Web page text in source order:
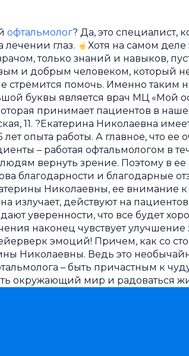
офтальмолог? Да, это специалист,
лечении глаз.
Хотя на самом деле
только знаний и навыков,
и добрым человеком, который
стремится помочь. Именно таким
буквы является врач МЦ «Мой
принимает пациентов в
11. ?Екатерина Николаевна
опыта работы. А главное, что ее
– работая офтальмологом в
вернуть зрение. Поэтому в ее
благодарности и благодарные
Николаевны, ее внимание к
излучает, действуют на
уверенности, что все будет
наконец чувствует улучшение
эмоций! Причем, как со
Николаевны. Ведь это
– быть причастным к
окружающий мир и радоваться